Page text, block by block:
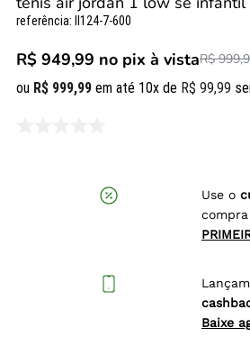
referência: II124-7-600
R$ 949,99 no pix à vistaR$
ou R$ 999,99 em até 10x de R$ 99,99
Use o
Baixe